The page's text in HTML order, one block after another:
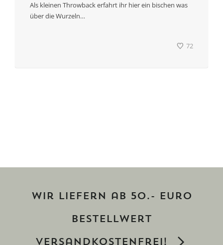
Als kleinen Throwback erfahrt ihr hier ein bischen was
über die Wurzeln…
72
Wir liefern ab 50.- Euro
Bestellwert
versandkostenfrei!